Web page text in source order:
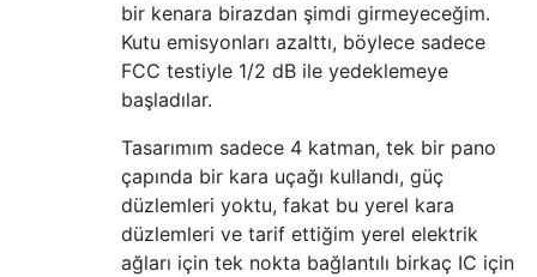
bir kenara birazdan şimdi girmeyeceğim.
Kutu emisyonları azalttı, böylece sadece
FCC testiyle 1/2 dB ile yedeklemeye
başladılar.
Tasarımım sadece 4 katman, tek bir pano
çapında bir kara uçağı kullandı, güç
düzlemleri yoktu, fakat bu yerel kara
düzlemleri ve tarif ettiğim yerel elektrik
ağları için tek nokta bağlantılı birkaç IC için